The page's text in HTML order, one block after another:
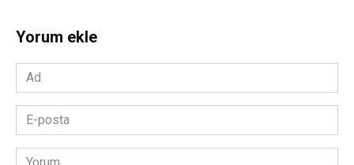
Yorum ekle
Ad
*
posta
*Yorum